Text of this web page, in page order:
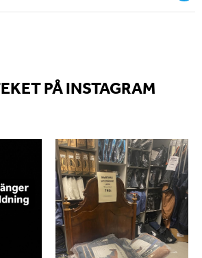
PÅ INSTAGRAM